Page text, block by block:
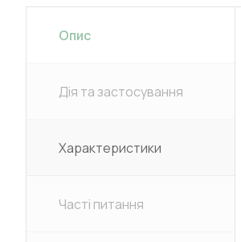
Опис
Дія та застосування
Характеристики
Часті питання